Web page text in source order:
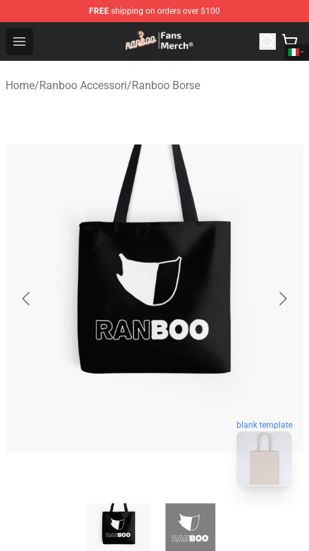
FREE shipping on orders over $100
Open menu
Ranboo Store - Official Ranboo Merchandise Shop
Home/Ranboo Accessori/Ranboo Borse
blank template